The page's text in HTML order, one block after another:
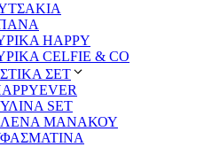
HAPPY
CELFIE & CO
ΣΕΤ
SET
ΜΑΝΑΚΟΥ